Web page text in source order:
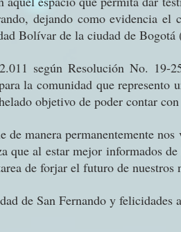
dejando como evidencia el
Bolívar de la ciudad de Bogotá
según Resolución No. 19-
la comunidad que represento
objetivo de poder contar
manera permanentemente
que al estar mejor informados
de forjar el futuro de nuestros
de San Fernando y felicidades